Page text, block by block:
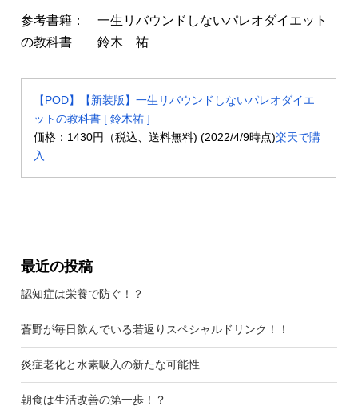
参考書籍： 一生リバウンドしないパレオダイエット
の教科書 鈴木 祐
【POD】【新装版】一生リバウンドしないパレオダイエ
ットの教科書 [ 鈴木祐 ]
価格：1430円（税込、送料無料) (2022/4/9時点)楽天で購
入
最近の投稿
認知症は栄養で防ぐ！？
蒼野が毎日飲んでいる若返りスペシャルドリンク！！
炎症老化と水素吸入の新たな可能性
朝食は生活改善の第一歩！？